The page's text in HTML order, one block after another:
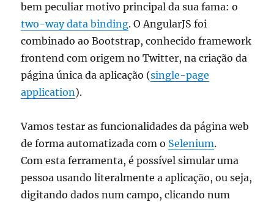
bem peculiar motivo principal da sua fama: o
two-way data binding. O AngularJS foi
combinado ao Bootstrap, conhecido framework
frontend com origem no Twitter, na criação da
página única da aplicação (single-page
application).
Vamos testar as funcionalidades da página web
de forma automatizada com o Selenium.
Com esta ferramenta, é possível simular uma
pessoa usando literalmente a aplicação, ou seja,
digitando dados num campo, clicando num